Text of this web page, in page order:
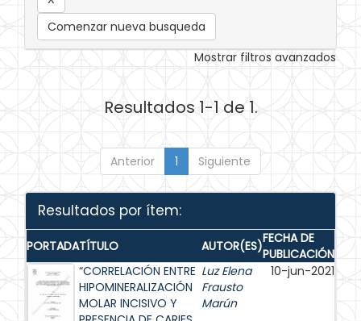
Comenzar nueva busqueda
Mostrar filtros avanzados
Resultados 1-1 de 1.
Anterior 1 Siguiente
Resultados por ítem:
PORTADATÍTULO AUTOR(ES)FECHA DE
PUBLICACIÓN
“CORRELACIÓN ENTRE
HIPOMINERALIZACIÓN
MOLAR INCISIVO Y
Luz Elena
Frausto
Marún
10-jun-2021